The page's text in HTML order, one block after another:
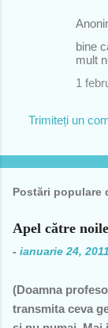
n
a
r
i
bine
mult
1
Trimiteți un
Postări populare
Apel către
- ianuarie 24, 2011
(Doamna
transmita ceva